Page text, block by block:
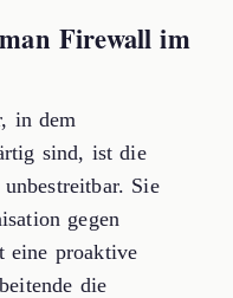
Firewall im
in dem
sind, ist die
Sie
gegen
eine proaktive
die